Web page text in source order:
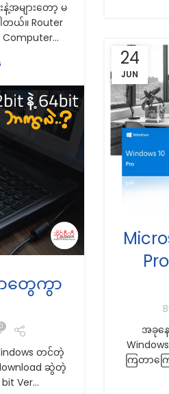
အများတော့ မ
တယ်။ Router
24
JUN
အခုန
ကြတာကြ
တွေကွာ
0
တင်တဲ့
ဆွဲတဲ့
Ver...